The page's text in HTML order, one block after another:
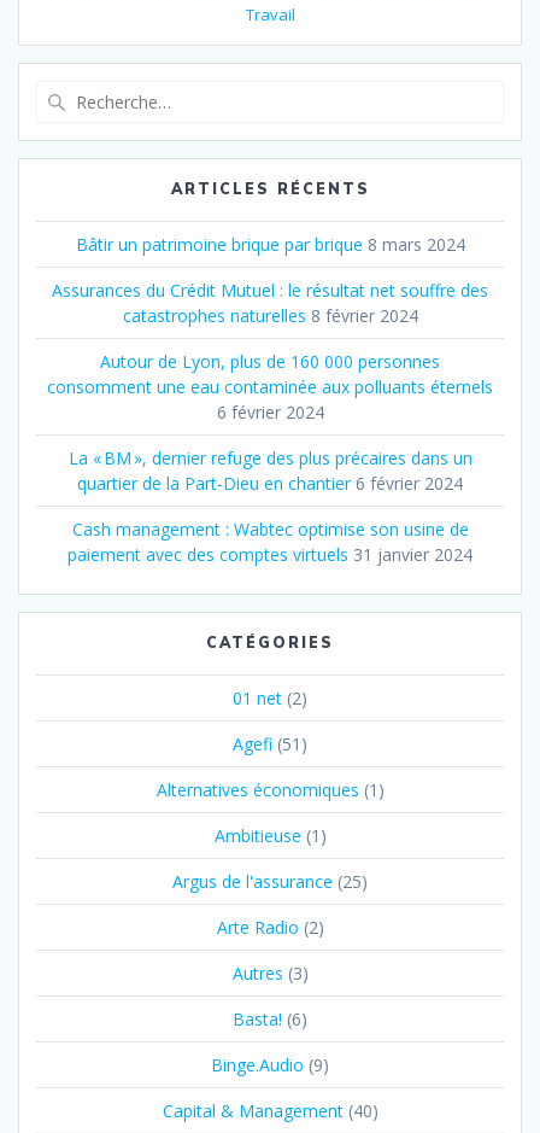
Travail
:
ARTICLES RÉCENTS
Bâtir un patrimoine brique par brique 8 mars 2024
Assurances du Crédit Mutuel : le résultat net souffre des
catastrophes naturelles 8 février 2024
Autour de Lyon, plus de 160 000 personnes
consomment une eau contaminée aux polluants éternels
6 février 2024
La « BM », dernier refuge des plus précaires dans un
quartier de la Part‐Dieu en chantier 6 février 2024
Cash management : Wabtec optimise son usine de
paiement avec des comptes virtuels 31 janvier 2024
CATÉGORIES
01 net (2)
Agefi (51)
Alternatives économiques (1)
Ambitieuse (1)
Argus de l'assurance (25)
Arte Radio (2)
Autres (3)
Basta! (6)
Binge.Audio (9)
Capital & Management(40)